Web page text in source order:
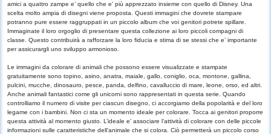
amici a quattro zampe e’ quello che e’ più apprezzato insieme con quello di Disney. Una
scelta molto ampia di disegni viene proposta. Questi immagini che dovrete stampare
potranno pure essere raggruppati in un piccolo album che voi genitori potrete spillare.
Immaginate il loro orgoglio di presentare questa collezione ai loro piccoli compagni di
classe. Questo contribuirà a rafforzare la loro fiducia e stima di se stessi che e’ importante
per assicurargli uno sviluppo armonioso.
Le immagini da colorare di animali che possono essere visualizzate e stampate
gratuitamente sono topino, asino, anatra, maiale, gallo, coniglio, oca, montone, gallina,
pulcini, mucche, dinosauro, pesce, panda, delfino, cavalluccio di mare, leone, orso, ed altri.
Anche animali fantastici come gli unicorni sono rappresentati in questa serie. Quando
controlliamo il numero di visite per ciascun disegno, ci accorgiamo della popolarità e del loro
legame con i bambini. Non ci sta un momento ideale per colorare. Tocca ai genitori proporre
questa attività al momento giusto. L’ideale e’ associare l’attività di colorare con delle piccole
informazioni sulle caratteristiche dell’animale che si colora. Ciò permetterà un piccolo corso